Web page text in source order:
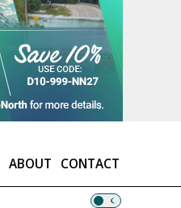
ABOUT CONTACT